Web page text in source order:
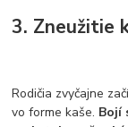
3. Zneužitie
Rodičia zvyčajne
vo forme kaše. Bojí